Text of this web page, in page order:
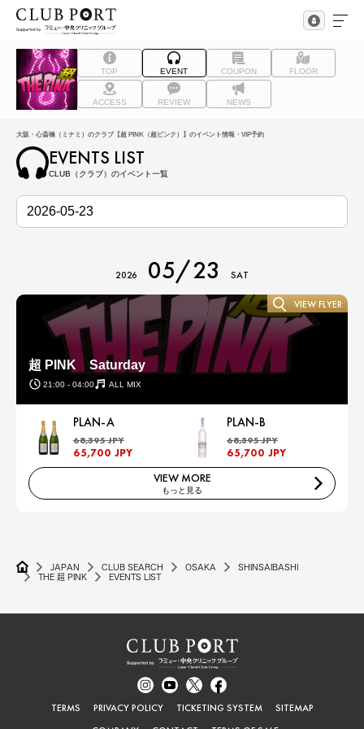
TOP EVENT COUPON FLOOR
ACCESS REVIEW NEWS
大阪・心斎橋（ミナミ）のクラブ【超 PINK（超ピンク）】のイベント情報・VIP予約
EVENTS LIST
CLUB（クラブ）のイベント一覧
2026 05/23 SAT
超 PINK Saturday
21:00 - 04:00 ALL MIX
VIEW FLYER
PLAN-A
68,395 JPY
65,700 JPY
PLAN-B
68,395 JPY
65,700 JPY
VIEW MORE
もっと見る
JAPAN CLUB SEARCH OSAKA
SHINSAIBASHI
THE 超 PINK
EVENTS LIST
TERMS PRIVACY POLICY TICKETING SYSTEM
SITEMAP